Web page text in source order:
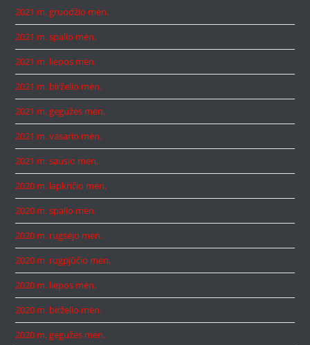
2021 m. gruodžio mėn.
2021 m. spalio mėn.
2021 m. liepos mėn.
2021 m. birželio mėn.
2021 m. gegužės mėn.
2021 m. vasario mėn.
2021 m. sausio mėn.
2020 m. lapkričio mėn.
2020 m. spalio mėn.
2020 m. rugsėjo mėn.
2020 m. rugpjūčio mėn.
2020 m. liepos mėn.
2020 m. birželio mėn.
2020 m. gegužės mėn.